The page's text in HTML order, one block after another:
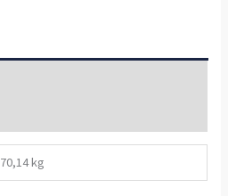
70,14 kg